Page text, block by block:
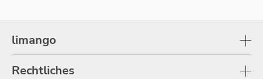
limango
Rechtliches